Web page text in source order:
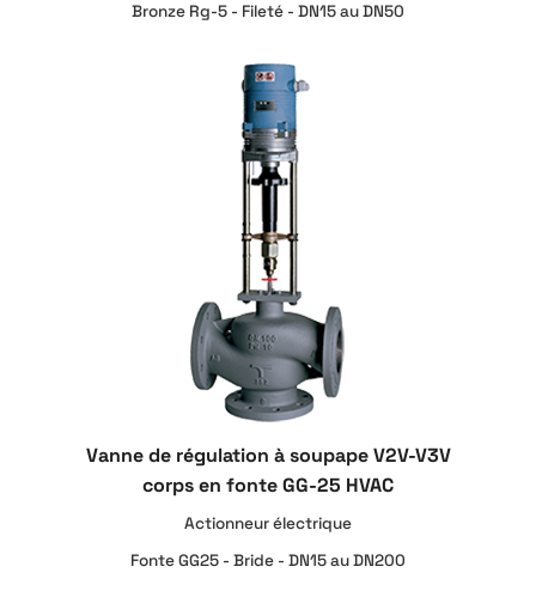
Bronze Rg-5 - Fileté - DN15 au DN50
Vanne de régulation à soupape V2V-V3V
corps en fonte GG-25 HVAC
Actionneur électrique
Fonte GG25 - Bride - DN15 au DN200